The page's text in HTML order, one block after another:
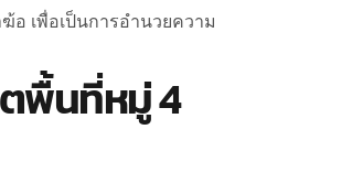
อ เพื่อเป็นการอำนวยความ
พื้นที่หมู่ 4